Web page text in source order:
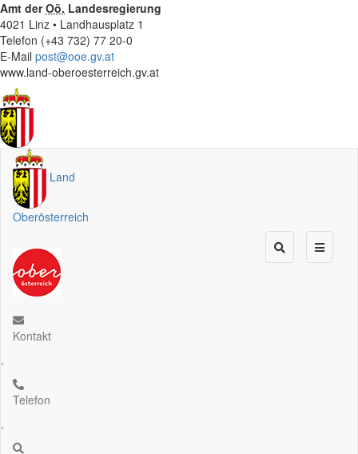
Amt derOö. Landesregierung
4021 Linz • Landhausplatz 1
Telefon (+43 732) 77 20-0
E-Mail post@ooe.gv.at
www.land-oberoesterreich.gv.at
Land
Oberösterreich
Kontakt
.
Telefon
.